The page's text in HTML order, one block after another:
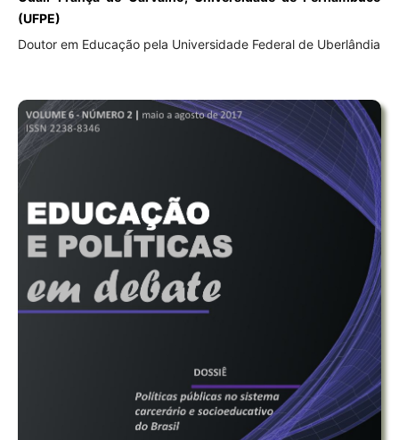
(UFPE)
Doutor em Educação pela Universidade Federal de Uberlândia